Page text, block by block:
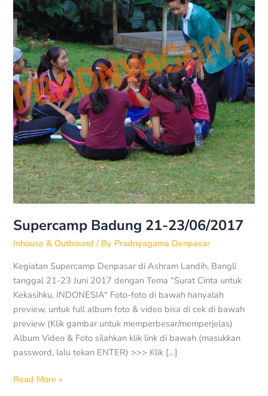
Supercamp Badung 21-23/06/2017
Inhouse & Outbound / By Pradnyagama Denpasar
Kegiatan Supercamp Denpasar di Ashram Landih, Bangli
tanggal 21-23 Juni 2017 dengan Tema “Surat Cinta untuk
Kekasihku, INDONESIA“ Foto-foto di bawah hanyalah
preview, untuk full album foto & video bisa di cek di bawah
preview (Klik gambar untuk memperbesar/memperjelas)
Album Video & Foto silahkan klik link di bawah (masukkan
password, lalu tekan ENTER) >>> Klik […]
Read More »